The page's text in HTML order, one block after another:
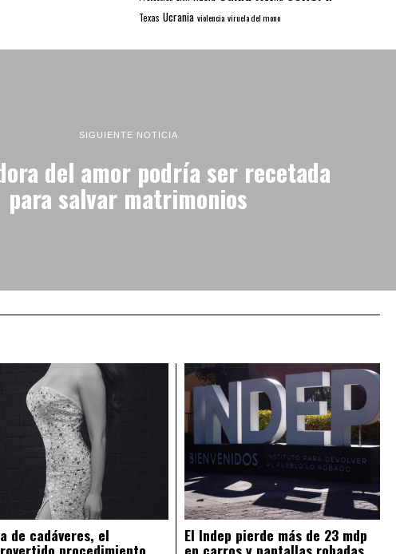
Texas Ucrania violencia viruela del mono
SIGUIENTE NOTICIA
del amor podría ser recetada
para salvar matrimonios
de cadáveres, el
procedimiento
El Indep pierde más de 23 mdp
en carros y pantallas robadas